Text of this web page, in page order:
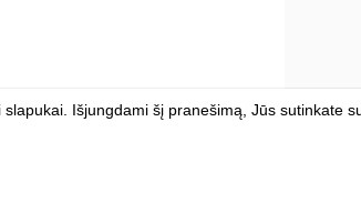
Išjungdami šį pranešimą, Jūs sutinkate